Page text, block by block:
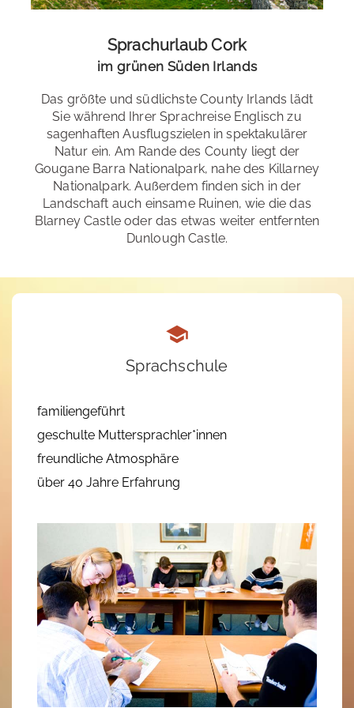
Sprachurlaub Cork
im grünen Süden Irlands
Das größte und südlichste County Irlands lädt
Sie während Ihrer Sprachreise Englisch zu
sagenhaften Ausflugszielen in spektakulärer
Natur ein. Am Rande des County liegt der
Gougane Barra Nationalpark, nahe des Killarney
Nationalpark. Außerdem finden sich in der
Landschaft auch einsame Ruinen, wie die das
Blarney Castle oder das etwas weiter entfernten
Dunlough Castle.
Sprachschule
familiengeführt
geschulte Muttersprachler*innen
freundliche Atmosphäre
über 40 Jahre Erfahrung